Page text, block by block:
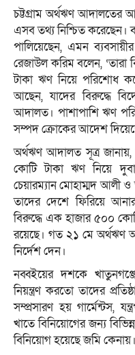
চট্টগ্রাম অর্থঋণ আদালতের
এসব তথ্য নিশ্চিত করেছেন।
পালিয়েছেন, এমন
রেজাউল করিম বলেন, ‘তারা
টাকা ঋণ নিয়ে পরিশোধ
আছেন, যাদের বিরুদ্ধে
আদালত। পাশাপাশি ঋণ
সম্পদ ক্রোকের আদেশ
অর্থঋণ আদালত সূত্র জানায়,
কোটি টাকা ঋণ নিয়ে
চেয়ারম্যান মোহাম্মদ আলী ও
তাদের দেশে ফিরিয়ে
বিরুদ্ধে এক হাজার ৫০০
রয়েছে। গত ২১ মে অর্থঋণ
নির্দেশ দেন।
নব্বইয়ের দশকে
নিয়ন্ত্রণ করতো তাদের
সম্প্রসারণ হয় গার্মেন্টস,
খাতে বিনিয়োগের জন্য
বিনিয়োগ হয়েছে জমি কেনায়।